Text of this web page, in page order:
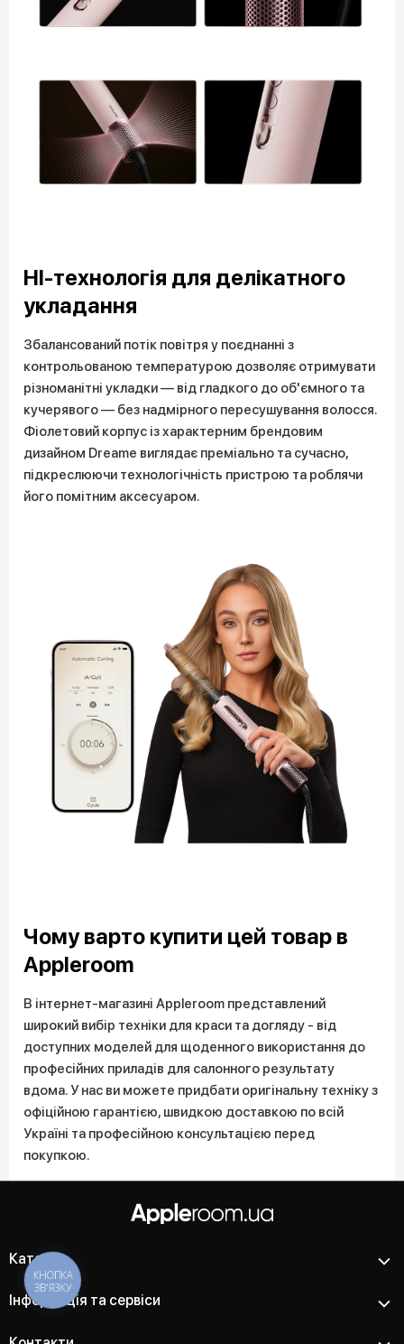
HI-технологія для делікатного
укладання
Збалансований потік повітря у поєднанні з
контрольованою температурою дозволяє отримувати
різноманітні укладки — від гладкого до об'ємного та
кучерявого — без надмірного пересушування волосся.
Фіолетовий корпус із характерним брендовим
дизайном Dreame виглядає преміально та сучасно,
підкреслюючи технологічність пристрою та роблячи
його помітним аксесуаром.
Чому варто купити цей товар в
Appleroom
В інтернет-магазині Appleroom представлений
широкий вибір техніки для краси та догляду - від
доступних моделей для щоденного використання до
професійних приладів для салонного результату
вдома. У нас ви можете придбати оригінальну техніку з
офіційною гарантією, швидкою доставкою по всій
Україні та професійною консультацією перед
покупкою.
Каталог
Інформація та сервіси
КНОПКА
ЗВ'ЯЗКУ